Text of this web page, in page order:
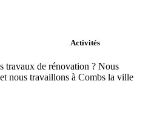
Activités
travaux de rénovation ? Nous
nous travaillons à Combs la ville